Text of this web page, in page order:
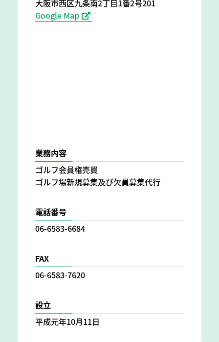
大阪市西区九条南2丁目1番2号201
Google Map
業務内容
ゴルフ会員権売買
ゴルフ場新規募集及び欠員募集代行
電話番号
06-6583-6684
FAX
06-6583-7620
設立
平成元年10月11日